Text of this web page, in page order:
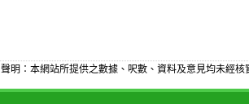
聲明：本網站所提供之數據、呎數、資料及意見均未經